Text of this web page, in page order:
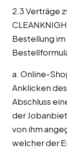
2.3 Verträge
Bestellung
a. Online-
Anklicken
Abschluss
der
von ihm
welcher der